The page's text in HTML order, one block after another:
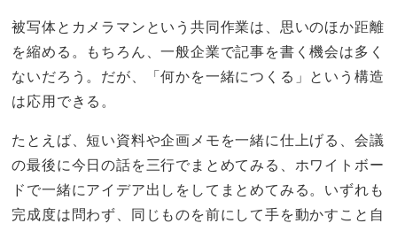
被写体とカメラマンという共同作業は、思いのほか距離
を縮める。もちろん、一般企業で記事を書く機会は多く
ないだろう。だが、「何かを一緒につくる」という構造
は応用できる。
たとえば、短い資料や企画メモを一緒に仕上げる、会議
の最後に今日の話を三行でまとめてみる、ホワイトボー
ドで一緒にアイデア出しをしてまとめてみる。いずれも
完成度は問わず、同じものを前にして手を動かすこと自